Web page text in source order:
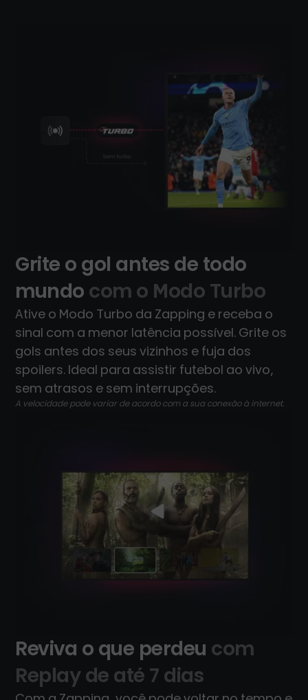
Grite o gol antes de todo
mundo com o Modo Turbo
Ative o Modo Turbo da Zapping e receba o
sinal com a menor latência possível. Grite os
gols antes dos seus vizinhos e fuja dos
spoilers. Ideal para assistir futebol ao vivo,
sem atrasos e sem interrupções.
A velocidade pode variar de acordo com a sua conexão à internet.
Reviva o que perdeu com
Replay de até 7 dias